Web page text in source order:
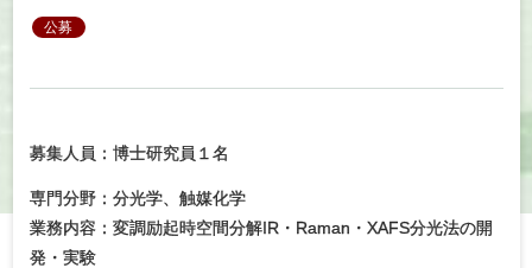
公募
募集人員：博士研究員１名
専門分野：分光学、触媒化学
業務内容：変調励起時空間分解IR・Raman・XAFS分光法の開
発・実験